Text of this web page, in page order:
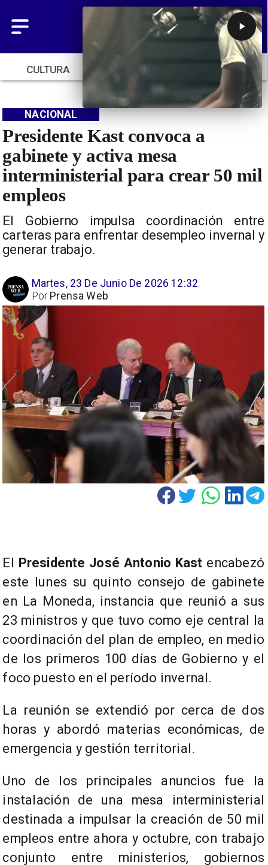
CULTURA INICIO
Presidente Kast convoca a
gabinete y activa mesa
interministerial para crear 50 mil
empleos
El Gobierno impulsa coordinación entre
carteras para enfrentar desempleo invernal y
generar trabajo.
NACIONAL
Martes, 23 De Junio De 2026 12:32
Prensa Web
Por
El Presidente José Antonio Kast encabezó
este lunes su quinto consejo de gabinete
en La Moneda, instancia que reunió a sus
23 ministros y que tuvo como eje central la
coordinación del plan de empleo, en medio
de los primeros 100 días de Gobierno y el
foco puesto en el período invernal.
La reunión se extendió por cerca de dos
horas y abordó materias económicas, de
emergencia y gestión territorial.
Uno de los principales anuncios fue la
instalación de una mesa interministerial
destinada a impulsar la creación de 50 mil
empleos entre ahora y octubre, con trabajo
conjunto entre ministerios, gobiernos